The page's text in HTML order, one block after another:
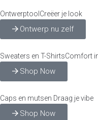
Ontwerptool Creëer je look
Ontwerp nu zelf
Sweaters en T-ShirtsComfort
Shop Now
Caps en mutsen Draag je vibe
Shop Now